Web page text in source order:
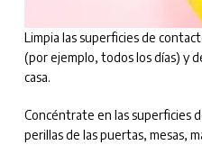
Limpia las superficies de
(por ejemplo, todos los días) y
casa.
Concéntrate en las superficies
perillas de las puertas, mesas,